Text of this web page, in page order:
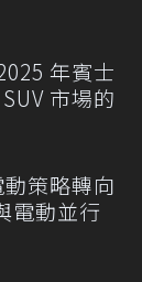
年賓士
市場的
策略轉向
電動並行